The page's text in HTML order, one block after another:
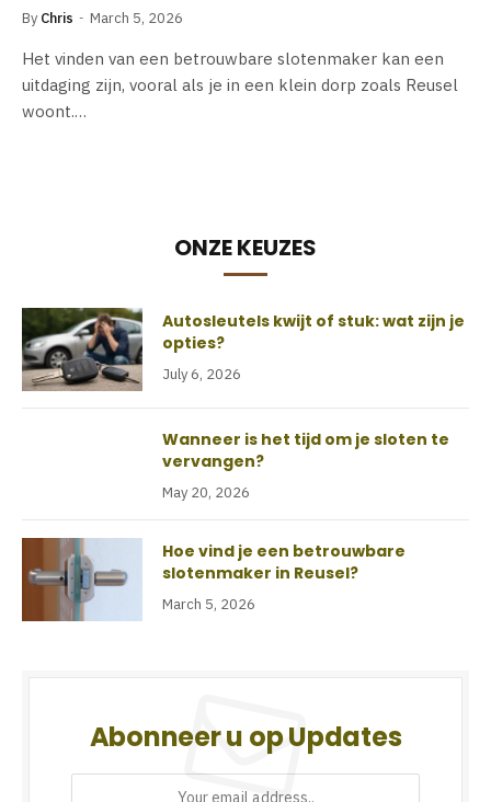
By Chris March 5, 2026
Het vinden van een betrouwbare slotenmaker kan een
uitdaging zijn, vooral als je in een klein dorp zoals Reusel
woont.…
ONZE KEUZES
Autosleutels kwijt of stuk: wat zijn je
opties?
July 6, 2026
Wanneer is het tijd om je sloten te
vervangen?
May 20, 2026
Hoe vind je een betrouwbare
slotenmaker in Reusel?
March 5, 2026
Abonneer u op Updates